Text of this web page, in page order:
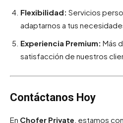
Flexibilidad: Servicios
adaptarnos a tus
Experiencia Premium: Más
satisfacción de nuestros
Contáctanos Hoy
En Chofer Private , estamos